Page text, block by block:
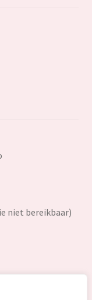
niet bereikbaar)